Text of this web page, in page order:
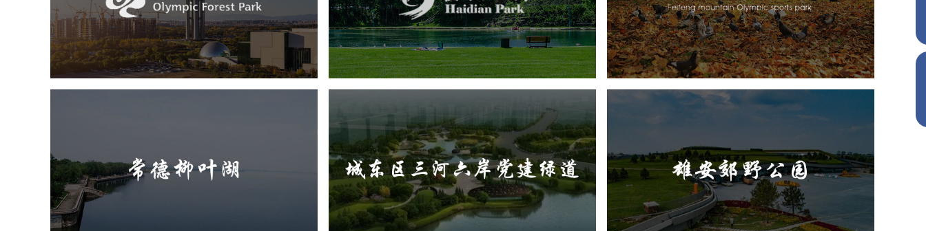
旅游休闲 公园 AI人工智能
智慧公园
智慧体育公园
智能步道 智能大数据平台
旅游休闲 公园 AI人工智能
智慧公园
智能步道
智能大数据平台
AR太极
智能语音亭
旅游休闲 公园 AI人工智能
智慧公园
智慧体育公园
智能步道
智能大数据平台
AR太极
智能体测
旅游休闲
城东区三河六岸党建绿道
旅游休闲 公园 AI人工智能
智慧公园
智能步道
AR太极 智能大数据平台
旅游休闲 公园 AI人工智能
智慧公园
智能灯杆
智能照明系统 智能垃圾桶